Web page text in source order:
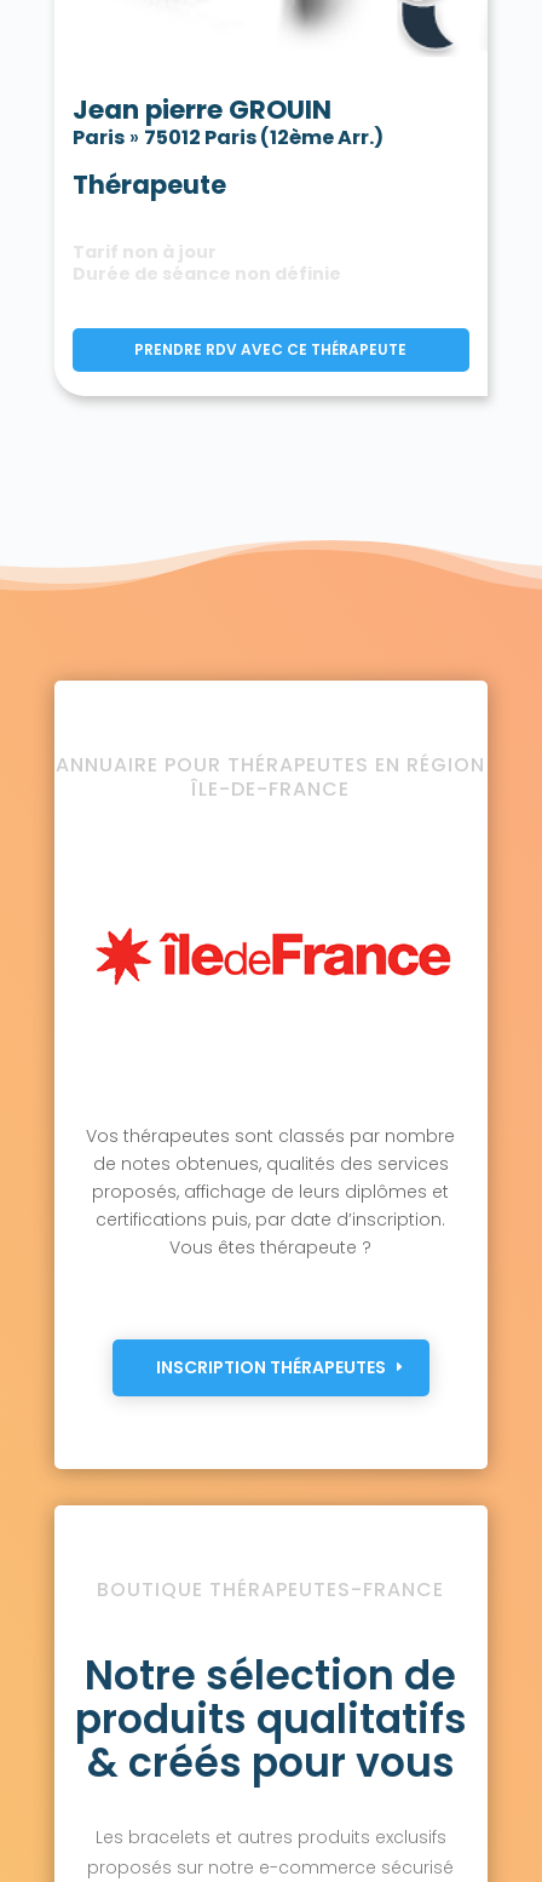
Jean pierre GROUIN
Paris» 75012 Paris (12ème Arr.)
Thérapeute
Tarif non à jour
Durée de séance non définie
PRENDRE RDV AVEC CE THÉRAPEUTE
ANNUAIRE POUR THÉRAPEUTES EN RÉGION
ÎLE-DE-FRANCE
Vos thérapeutes sont classés par nombre
de notes obtenues, qualités des services
proposés, affichage de leurs diplômes et
certifications puis, par date d’inscription.
Vous êtes thérapeute ?
INSCRIPTION THÉRAPEUTES
BOUTIQUE THÉRAPEUTES-FRANCE
Notre sélection de
produits qualitatifs
& créés pour vous
Les bracelets et autres produits exclusifs
proposés sur notre e-commerce sécurisé